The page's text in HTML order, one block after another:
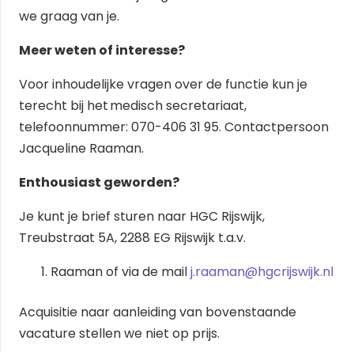
we graag van je.
Meer weten of interesse?
Voor inhoudelijke vragen over de functie kun je
terecht bij het medisch secretariaat,
telefoonnummer: 070-406 31 95. Contactpersoon
Jacqueline Raaman.
Enthousiast geworden?
Je kunt je brief sturen naar HGC Rijswijk,
Treubstraat 5A, 2288 EG Rijswijk t.a.v.
Raaman of via de mailj.raaman@hgcrijswijk.nl
Acquisitie naar aanleiding van bovenstaande
vacature stellen we niet op prijs.